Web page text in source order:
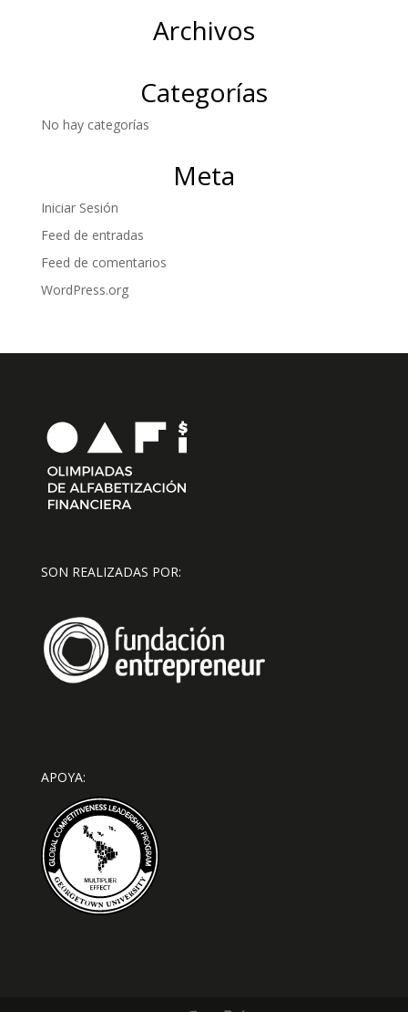
Archivos
Categorías
No hay categorías
Meta
Iniciar Sesión
Feed de entradas
Feed de comentarios
WordPress.org
SON REALIZADAS POR:
APOYA: